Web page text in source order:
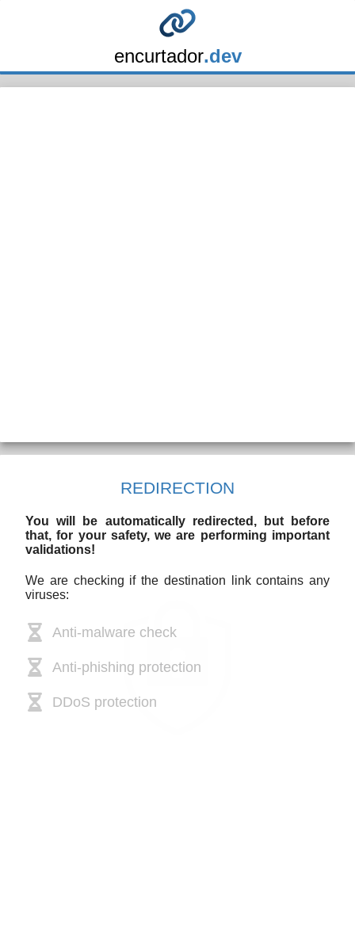
encurtador.dev
REDIRECTION
You will be automatically redirected, but before
that, for your safety, we are performing important
validations!
We are checking if the destination link contains any
viruses:
Anti-malware check
Anti-phishing protection
DDoS protection